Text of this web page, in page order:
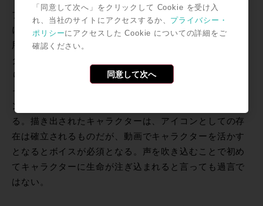
ブース等の内装に関しての更新は行われていないが、奥
に広い4 名程度のアフレコが行える広さを持った空間が
用意されているのが特徴となる。これは、このキャラク
ターデザイン学科の実習には無くてはならない広さであ
り、実習の内容と密接な関わりを持ったものである。キ
ャラクターデザイン学科は、その名の通りアニメーショ
ンなどのキャラクターを生み出すことを学ぶ学科であ
る。描き出されたキャラクターは、アイコンとしての存
在は確立されるものだが、動画でキャラクターを活かす
となるとボイスが必須となる。声を吹き込むことで初め
てキャラクターに生命が注ぎ込まれると言っても過言で
はない。
「同意して次へ」をクリックして Cookie を受け入
れ、当社のサイトにアクセスするか、 プライバシー・
ポリシーにアクセスした Cookie についての詳細をご
確認ください。
同意して次へ